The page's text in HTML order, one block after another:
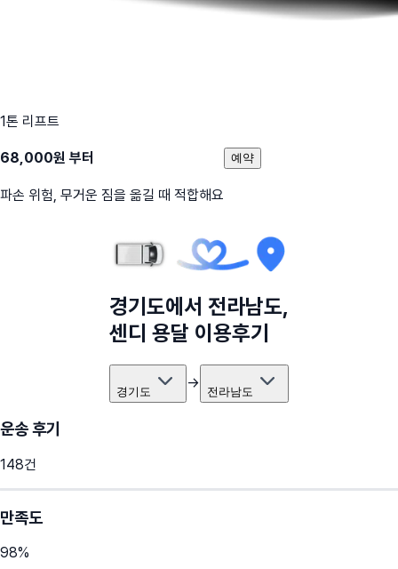
1톤 리프트
68,000원 부터
파손 위험, 무거운 짐을 옮길 때 적합해요
예약
경기도에서 전라남도,
센디 용달 이용후기
경기도 → 전라남도
운송 후기
148건
만족도
98%